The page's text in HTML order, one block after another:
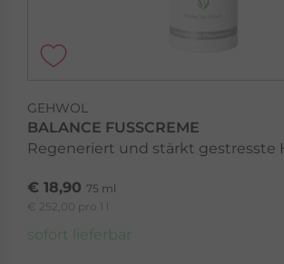
GEHWOL
BALANCE FUSSCREME
Regeneriert und stärkt gestresste
€ 18,90 75 ml
€ 252,00 pro 1 l
sofort lieferbar